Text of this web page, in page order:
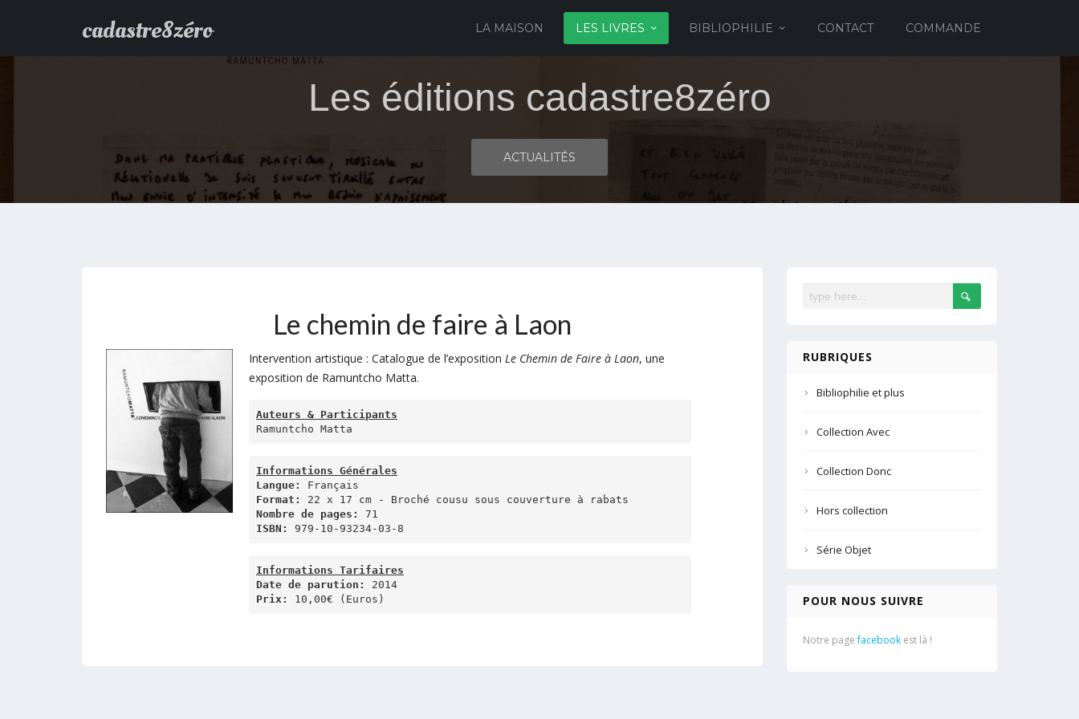
cadastre8zéro LA MAISON LES LIVRES BIBLIOPHILIE CONTACT COMMANDE
Les éditions cadastre8zéro
ACTUALITÉS
Le chemin de faire à Laon
Intervention artistique : Catalogue de l’exposition Le Chemin de Faire à Laon, une
exposition de Ramuntcho Matta.
Auteurs & Participants
Informations Générales
Langue:
Format:
Nombre de pages:
ISBN:
979-10-93234-03-8
Informations Tarifaires
Date de parution:
Prix:
10,00€ (Euros)
RUBRIQUES
Bibliophilie et plus
Collection Avec
Collection Donc
Hors collection
Série Objet
POUR NOUS SUIVRE
Notre pagefacebookest là !